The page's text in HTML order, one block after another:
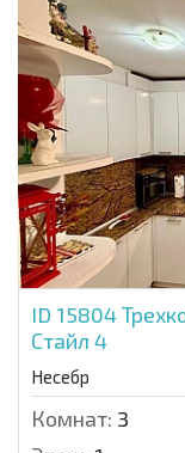
ID 15804
Стайл 4
Несебр
Комнат: 3